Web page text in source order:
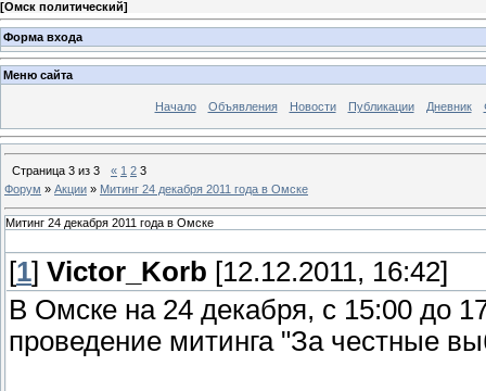
[Омск политический]
Форма входа
Меню сайта
Начало Объявления Новости Публикации Дневник
Страница 3 из 3 « 1 2 3
Форум » Акции » Митинг 24 декабря 2011 года в Омске
Митинг 24 декабря 2011 года в Омске
[1] Victor_Korb [12.12.2011, 16:42]
В Омске на 24 декабря, с 15:00 до
проведение митинга "За честные